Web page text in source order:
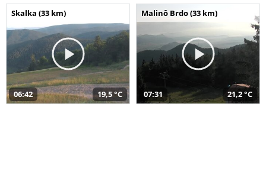
Skalka (33 km)
06:42 19,5 °C
Malinô Brdo (33 km)
07:31 21,2 °C